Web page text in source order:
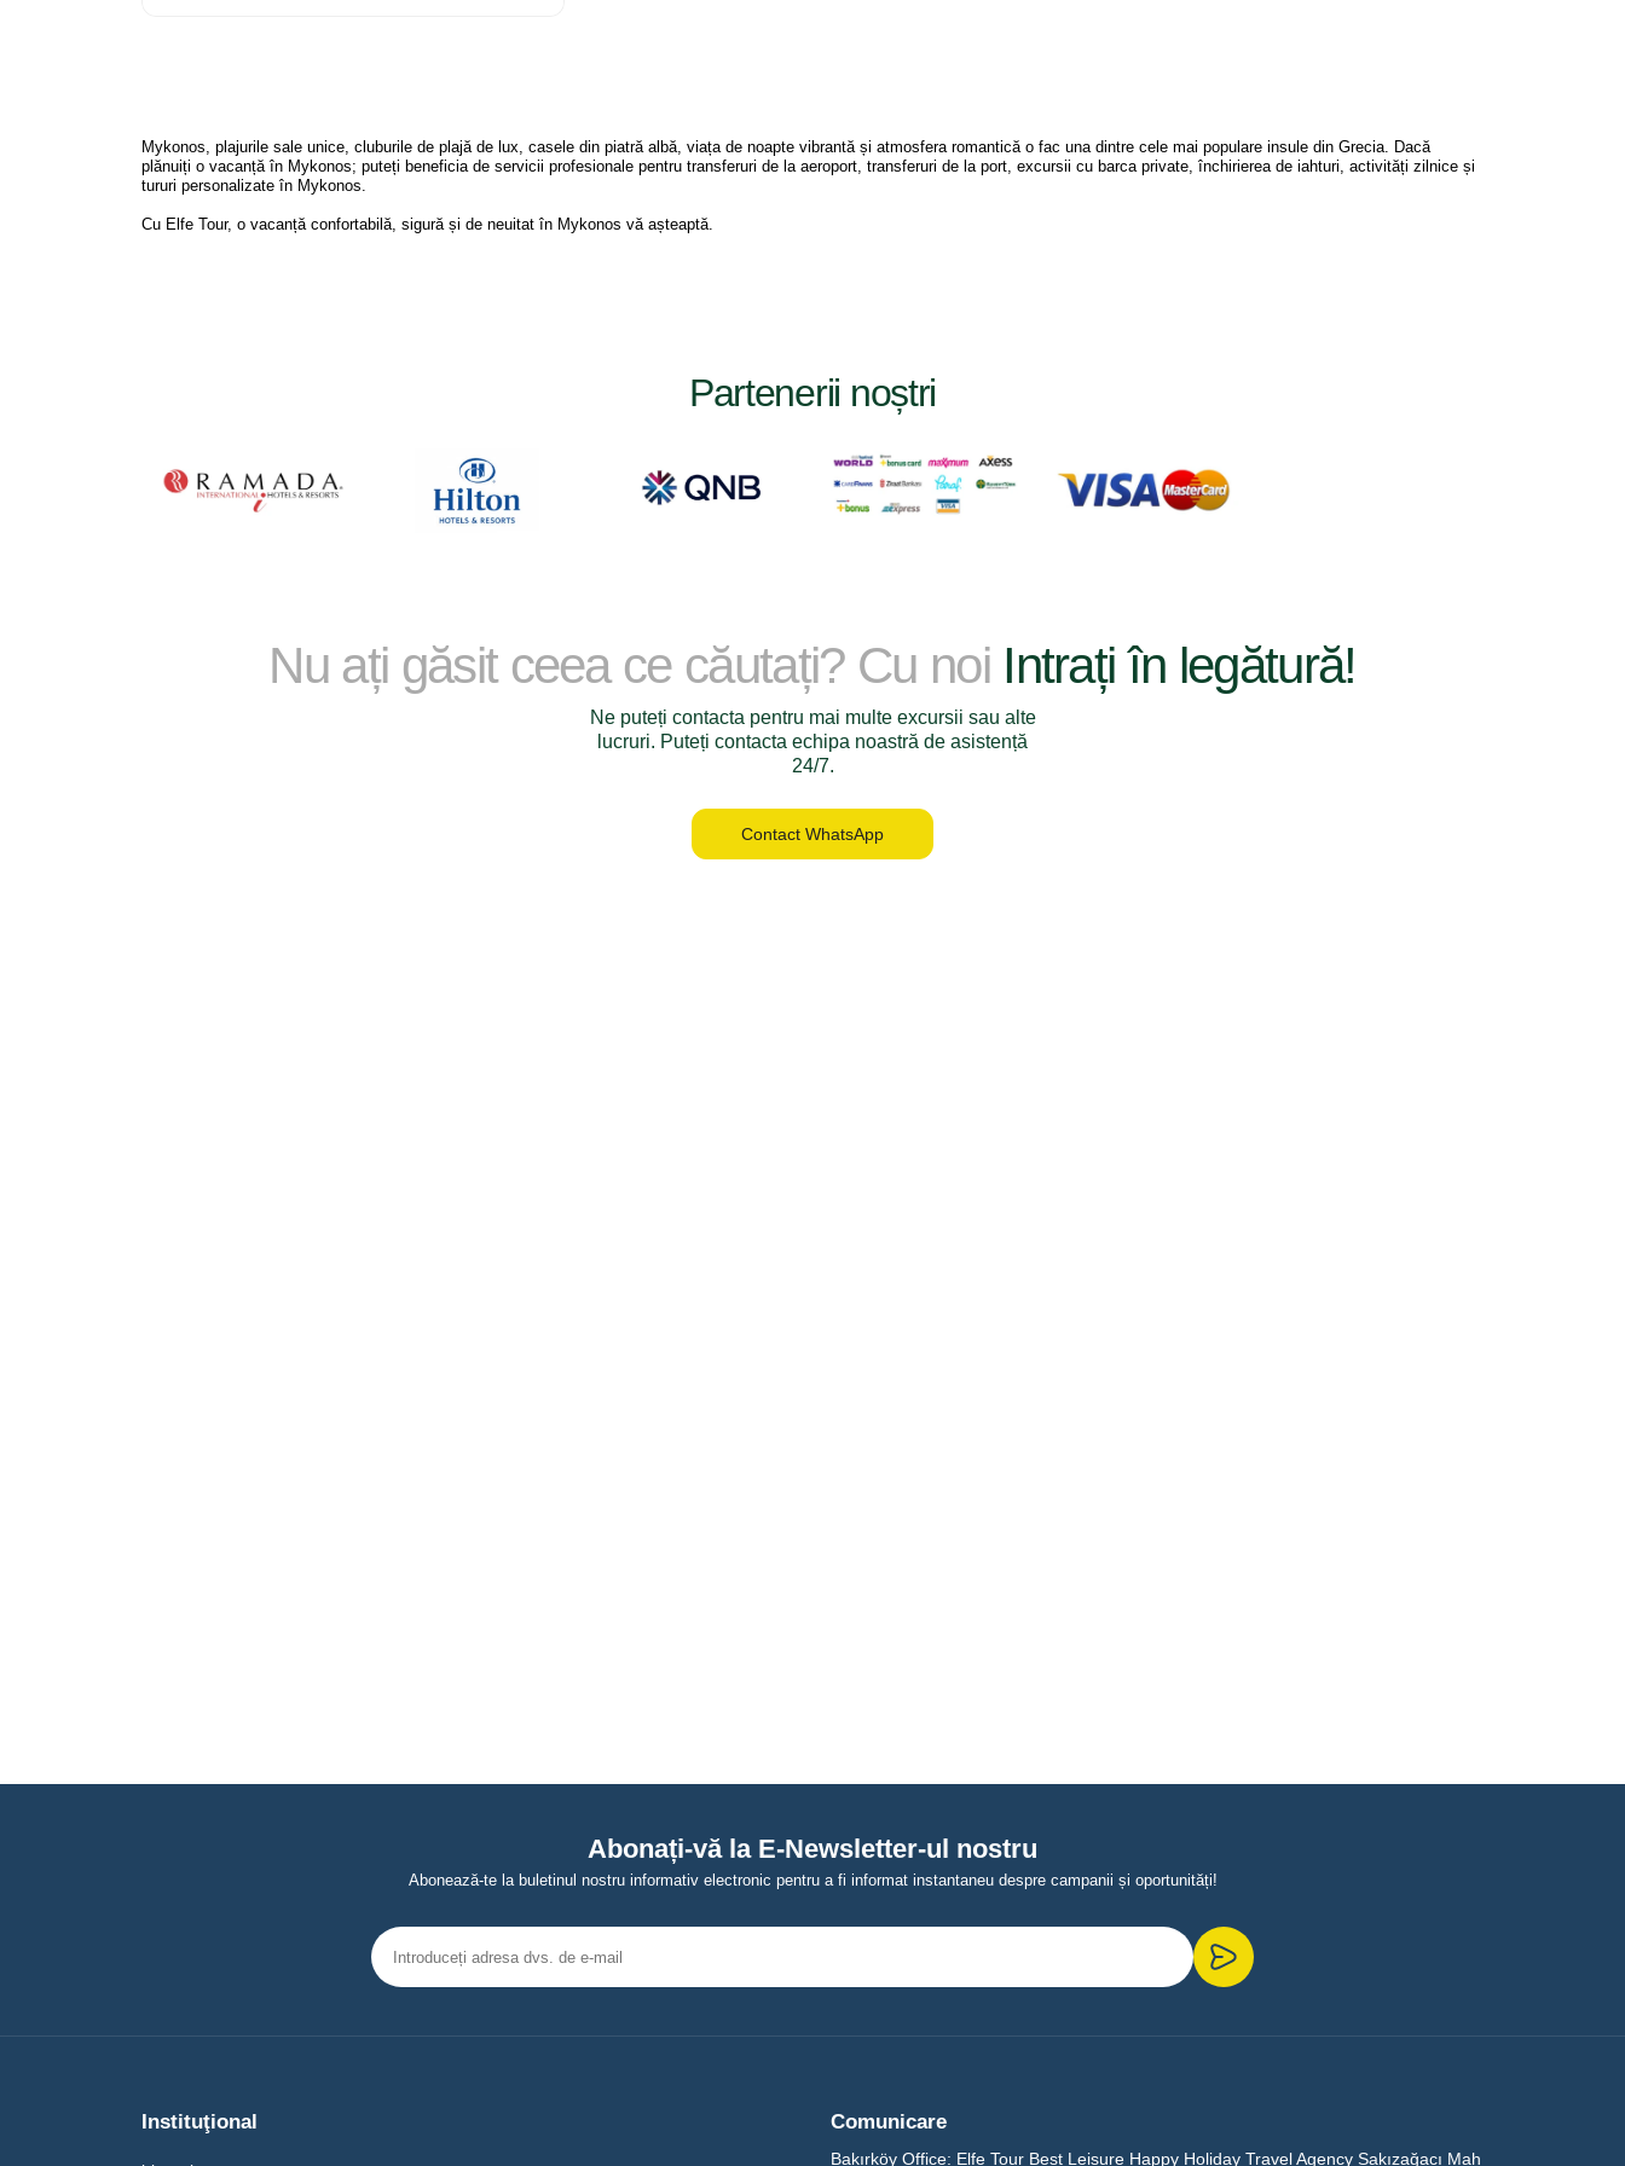
Mykonos, plajurile sale unice, cluburile de plajă de lux, casele din piatră albă, viața de noapte vibrantă și atmosfera romantică o fac una dintre cele mai populare insule din Grecia. Dacă
plănuiți o vacanță în Mykonos; puteți beneficia de servicii profesionale pentru transferuri de la aeroport, transferuri de la port, excursii cu barca private, închirierea de iahturi, activități zilnice și
tururi personalizate în Mykonos.
Cu Elfe Tour, o vacanță confortabilă, sigură și de neuitat în Mykonos vă așteaptă.
Partenerii noștri
Nu ați găsit ceea ce căutați? Cu noi Intrați în legătură!
Ne puteți contacta pentru mai multe excursii sau alte
lucruri. Puteți contacta echipa noastră de asistență
24/7.
Contact WhatsApp
Abonați-vă la E-Newsletter-ul nostru
Abonează-te la buletinul nostru informativ electronic pentru a fi informat instantaneu despre campanii și oportunități!
Instituţional Comunicare
Bakırköy Office: Elfe Tour Best Leisure Happy Holiday Travel Agency Sakızağacı Mah